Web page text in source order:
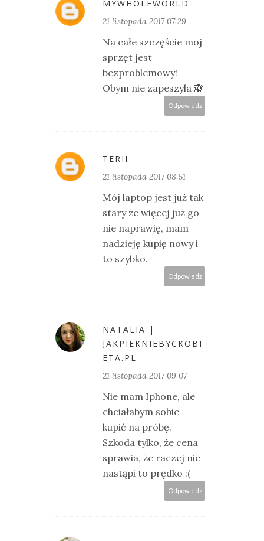
MYWHOLEWORLD
21 listopada 2017 07:29
Na całe szczęście moj
sprzęt jest
bezproblemowy!
Obym nie zapeszyla 🙈
Odpowiedz
TERII
21 listopada 2017 08:51
Mój laptop jest już tak
stary że więcej już go
nie naprawię, mam
nadzieję kupię nowy i
to szybko.
Odpowiedz
NATALIA |
JAKPIEKNIEBYCKOBI
ETA.PL
21 listopada 2017 09:07
Nie mam Iphone, ale
chciałabym sobie
kupić na próbę.
Szkoda tylko, że cena
sprawia, że raczej nie
nastąpi to prędko :(
Odpowiedz